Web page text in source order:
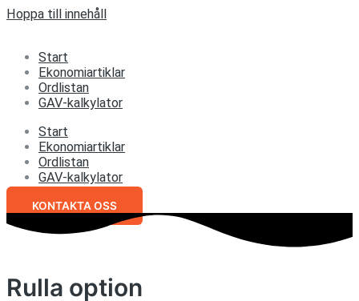
Hoppa till innehåll
Start
Ekonomiartiklar
Ordlistan
GAV-kalkylator
Start
Ekonomiartiklar
Ordlistan
GAV-kalkylator
KONTAKTA OSS
Rulla option